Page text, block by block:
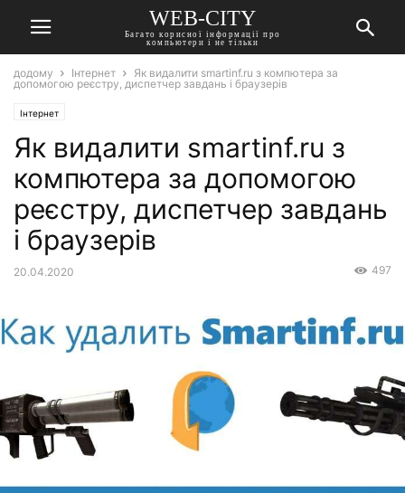
WEB-CITY
Багато корисної інформації про
компьютери і не тільки
додому Інтернет
Як видалити smartinf.ru з компютера за
допомогою реєстру, диспетчер завдань і браузерів
Інтернет
Як видалити smartinf.ru з
компютера за допомогою
реєстру, диспетчер завдань
і браузерів
20.04.2020 497